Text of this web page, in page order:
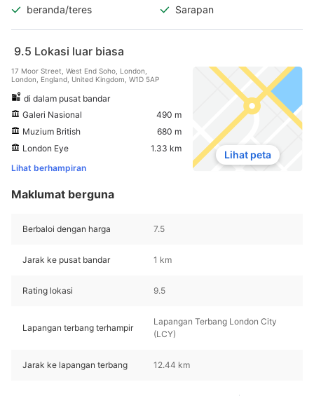
beranda/teres
Sarapan
9.5 Lokasi luar biasa
17 Moor Street, West End Soho, London,
London, England, United Kingdom, W1D 5AP
di dalam pusat bandar
Galeri Nasional
490 m
Muzium British
680 m
London Eye
1.33 km
Lihat berhampiran
Lihat peta
Maklumat berguna
Berbaloi dengan harga 7.5
Jarak ke pusat bandar 1 km
Rating lokasi 9.5
Lapangan terbang terhampir
Lapangan Terbang London City
(LCY)
Jarak ke lapangan terbang 12.44 km